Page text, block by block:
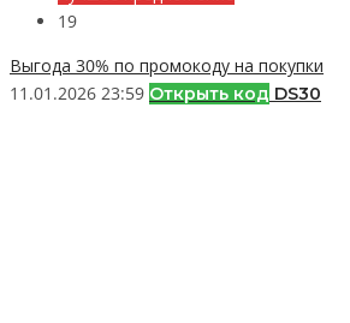
19
Выгода 30% по промокоду на покупки
11.01.2026 23:59 Открыть код DS30